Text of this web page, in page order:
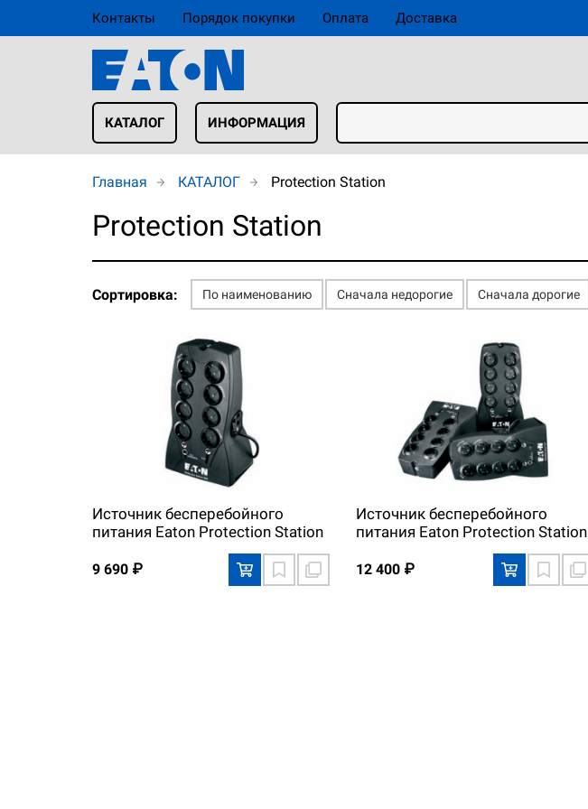
Контакты Порядок покупки Оплата Доставка
КАТАЛОГ ИНФОРМАЦИЯ
Главная КАТАЛОГ Protection Station
Protection Station
Сортировка: По наименованию Сначала недорогие Сначала дорогие
Источник бесперебойного
питания Eaton Protection Station
9 690 ₽
Источник бесперебойного
питания Eaton Protection Station
12 400 ₽